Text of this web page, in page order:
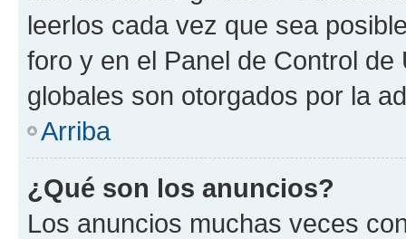
leerlos cada vez que sea
foro y en el Panel de Control
globales son otorgados por la
Arriba
¿Qué son los anuncios?
Los anuncios muchas veces